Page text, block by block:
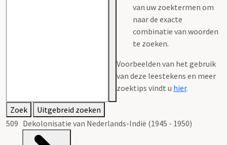
van uw zoektermen om
naar de exacte
combinatie van woorden
te zoeken.
Voorbeelden van het gebruik
van deze leestekens en meer
zoektips vindt u hier.
Zoek
Uitgebreid zoeken
509 Dekolonisatie van Nederlands-Indië (1945 - 1950)